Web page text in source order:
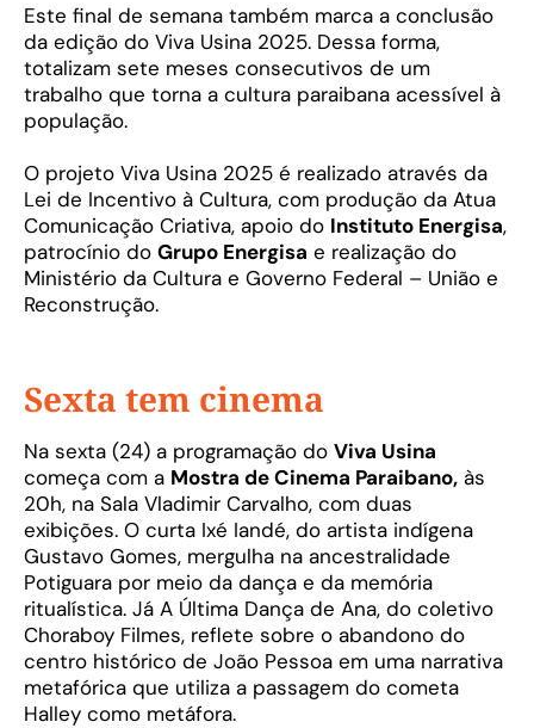
Este final de semana também marca a conclusão
da edição do Viva Usina 2025. Dessa forma,
totalizam sete meses consecutivos de um
trabalho que torna a cultura paraibana acessível à
população.
O projeto Viva Usina 2025 é realizado através da
Lei de Incentivo à Cultura, com produção da Atua
Comunicação Criativa, apoio do Instituto Energisa,
patrocínio do Grupo Energisa e realização do
Ministério da Cultura e Governo Federal – União e
Reconstrução.
Sexta tem cinema
Na sexta (24) a programação do Viva Usina
começa com a Mostra de Cinema Paraibano, às
20h, na Sala Vladimir Carvalho, com duas
exibições. O curta Ixé Iandé, do artista indígena
Gustavo Gomes, mergulha na ancestralidade
Potiguara por meio da dança e da memória
ritualística. Já A Última Dança de Ana, do coletivo
Choraboy Filmes, reflete sobre o abandono do
centro histórico de João Pessoa em uma narrativa
metafórica que utiliza a passagem do cometa
Halley como metáfora.